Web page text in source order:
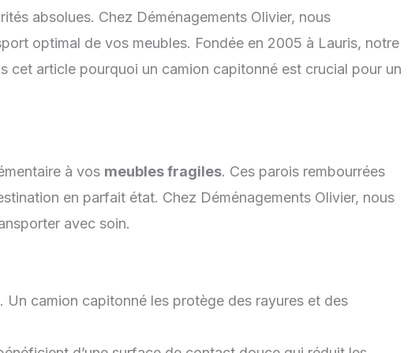
absolues. Chez Déménagements Olivier, nous
optimal de vos meubles. Fondée en 2005 à Lauris, notre
cet article pourquoi un camion capitonné est crucial pour un
à vos meubles fragiles. Ces parois rembourrées
en parfait état. Chez Déménagements Olivier, nous
avec soin.
camion capitonné les protège des rayures et des